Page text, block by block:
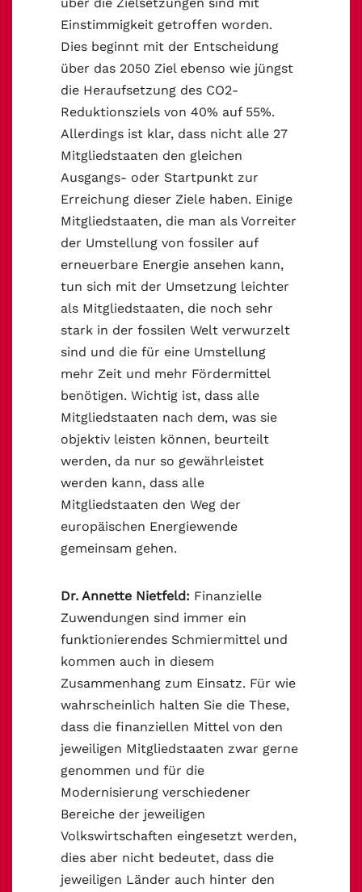
Einstimmigkeit getroffen worden.
Dies beginnt mit der Entscheidung
über das 2050 Ziel ebenso wie jüngst
die Heraufsetzung des CO2-
Reduktionsziels von 40% auf 55%.
Allerdings ist klar, dass nicht alle 27
Mitgliedstaaten den gleichen
Ausgangs- oder Startpunkt zur
Erreichung dieser Ziele haben. Einige
Mitgliedstaaten, die man als Vorreiter
der Umstellung von fossiler auf
erneuerbare Energie ansehen kann,
tun sich mit der Umsetzung leichter
als Mitgliedstaaten, die noch sehr
stark in der fossilen Welt verwurzelt
sind und die für eine Umstellung
mehr Zeit und mehr Fördermittel
benötigen. Wichtig ist, dass alle
Mitgliedstaaten nach dem, was sie
objektiv leisten können, beurteilt
werden, da nur so gewährleistet
werden kann, dass alle
Mitgliedstaaten den Weg der
europäischen Energiewende
gemeinsam gehen.
Dr. Annette Nietfeld: Finanzielle
Zuwendungen sind immer ein
funktionierendes Schmiermittel und
kommen auch in diesem
Zusammenhang zum Einsatz. Für wie
wahrscheinlich halten Sie die These,
dass die finanziellen Mittel von den
jeweiligen Mitgliedstaaten zwar gerne
genommen und für die
Modernisierung verschiedener
Bereiche der jeweiligen
Volkswirtschaften eingesetzt werden,
dies aber nicht bedeutet, dass die
jeweiligen Länder auch hinter den